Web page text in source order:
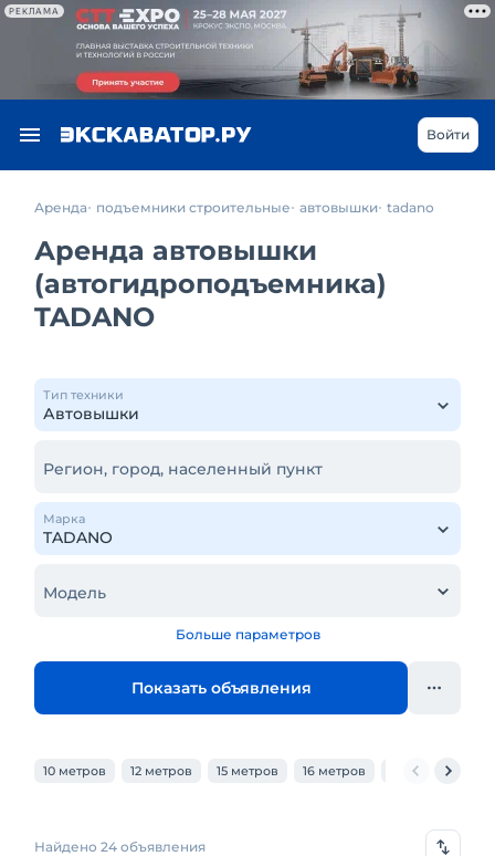
РЕКЛАМА
Войти
Аренда подъемники строительные автовышки tadano
Аренда автовышки
(автогидроподъемника)
TADANO
Тип техники
Регион, город, населенный пункт
Марка
Модель
Больше параметров
Показать объявления
10 метров 12 метров 15 метров 16 метров 18 метров
Найдено 24 объявления